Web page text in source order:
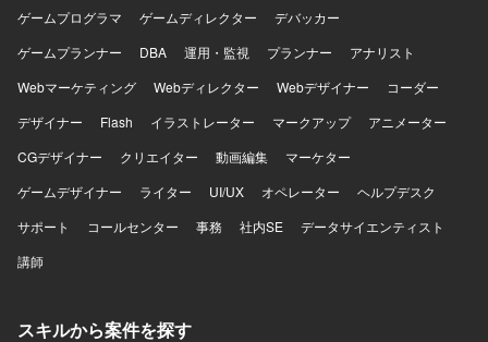
ゲームプログラマ
ゲームディレクター
デバッカー
ゲームプランナー
DBA 運用・監視 プランナー
アナリスト
Webマーケティング
Webディレクター Webデザイナー
コーダー
デザイナー
Flash イラストレーター マークアップ
アニメーター
CGデザイナー
クリエイター 動画編集
マーケター
ゲームデザイナー
ライター UI/UX オペレーター
ヘルプデスク
サポート
コールセンター 事務 社内SE
データサイエンティスト
講師
スキルから案件を探す